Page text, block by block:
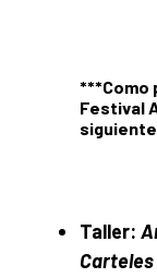
***Como
Festival
Taller: